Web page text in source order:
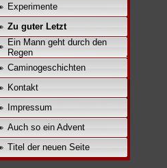
Experimente
Zu guter Letzt
Ein Mann geht durch den
Regen
Caminogeschichten
Kontakt
Impressum
Auch so ein Advent
Titel der neuen Seite